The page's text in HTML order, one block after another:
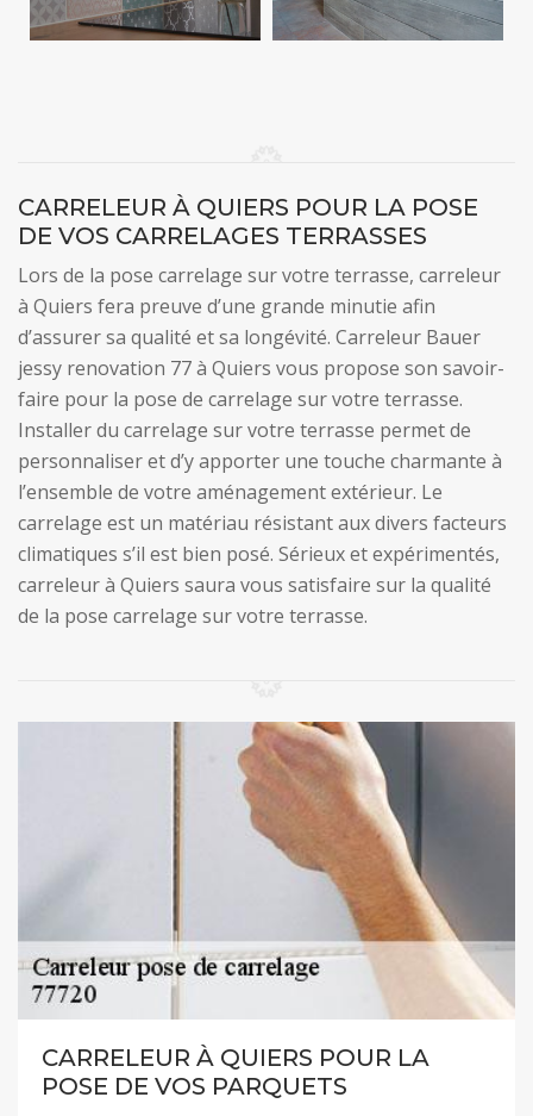
CARRELEUR À QUIERS POUR LA POSE
DE VOS CARRELAGES TERRASSES
Lors de la pose carrelage sur votre terrasse, carreleur
à Quiers fera preuve d’une grande minutie afin
d’assurer sa qualité et sa longévité. Carreleur Bauer
jessy renovation 77 à Quiers vous propose son savoir-
faire pour la pose de carrelage sur votre terrasse.
Installer du carrelage sur votre terrasse permet de
personnaliser et d’y apporter une touche charmante à
l’ensemble de votre aménagement extérieur. Le
carrelage est un matériau résistant aux divers facteurs
climatiques s’il est bien posé. Sérieux et expérimentés,
carreleur à Quiers saura vous satisfaire sur la qualité
de la pose carrelage sur votre terrasse.
CARRELEUR À QUIERS POUR LA
POSE DE VOS PARQUETS